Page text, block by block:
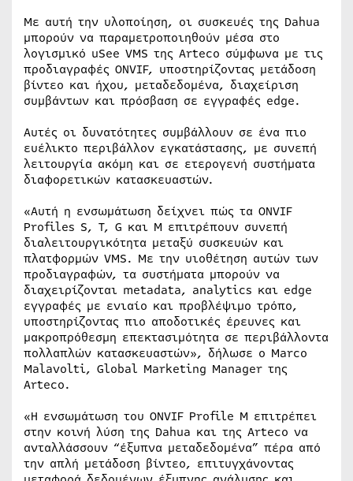
Με αυτή την υλοποίηση, οι συσκευές της Dahua
μπορούν να παραμετροποιηθούν μέσα στο
λογισμικό uSee VMS της Arteco σύμφωνα με τις
προδιαγραφές ONVIF, υποστηρίζοντας μετάδοση
βίντεο και ήχου, μεταδεδομένα, διαχείριση
συμβάντων και πρόσβαση σε εγγραφές edge.
Αυτές οι δυνατότητες συμβάλλουν σε ένα πιο
ευέλικτο περιβάλλον εγκατάστασης, με συνεπή
λειτουργία ακόμη και σε ετερογενή συστήματα
διαφορετικών κατασκευαστών.
«Αυτή η ενσωμάτωση δείχνει πώς τα ONVIF
Profiles S, T, G και M επιτρέπουν συνεπή
διαλειτουργικότητα μεταξύ συσκευών και
πλατφορμών VMS. Με την υιοθέτηση αυτών των
προδιαγραφών, τα συστήματα μπορούν να
διαχειρίζονται metadata, analytics και edge
εγγραφές με ενιαίο και προβλέψιμο τρόπο,
υποστηρίζοντας πιο αποδοτικές έρευνες και
μακροπρόθεσμη επεκτασιμότητα σε περιβάλλοντα
πολλαπλών κατασκευαστών», δήλωσε ο Marco
Malavolti, Global Marketing Manager της
Arteco.
«Η ενσωμάτωση του ONVIF Profile M επιτρέπει
στην κοινή λύση της Dahua και της Arteco να
ανταλλάσσουν “έξυπνα μεταδεδομένα” πέρα από
την απλή μετάδοση βίντεο, επιτυγχάνοντας